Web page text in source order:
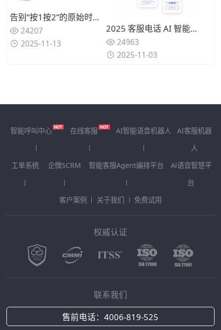
告别“按1按2”的原始时代：智能呼叫中心如何让高价值客户来电直接跳过排队，享受VIP级接入
24207
2025-11-13
2025 客服电话 AI 智能分流方案怎么选？高效选型权威指南
24963
2025-11-03
智能呼叫中心 在线客服 AI智能语音机器人
AI客服机器
人
工单系统
企微SCRM 智能客服Agent编排平台
Al语音智慧平
台
客户案例
关于我们 免费试用
权威认证
联系我们
售前电话：4006-819-525